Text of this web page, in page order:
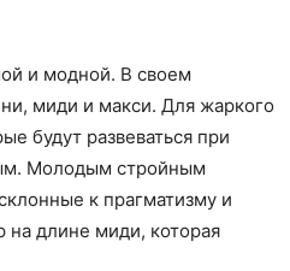
и модной. В своем
миди и макси. Для жаркого
будут развеваться при
Молодым стройным
к прагматизму и
длине миди, которая